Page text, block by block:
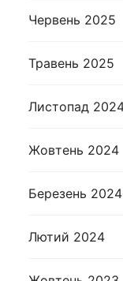
Червень 2025
Травень 2025
Листопад
Жовтень 2024
Березень 2024
Лютий 2024